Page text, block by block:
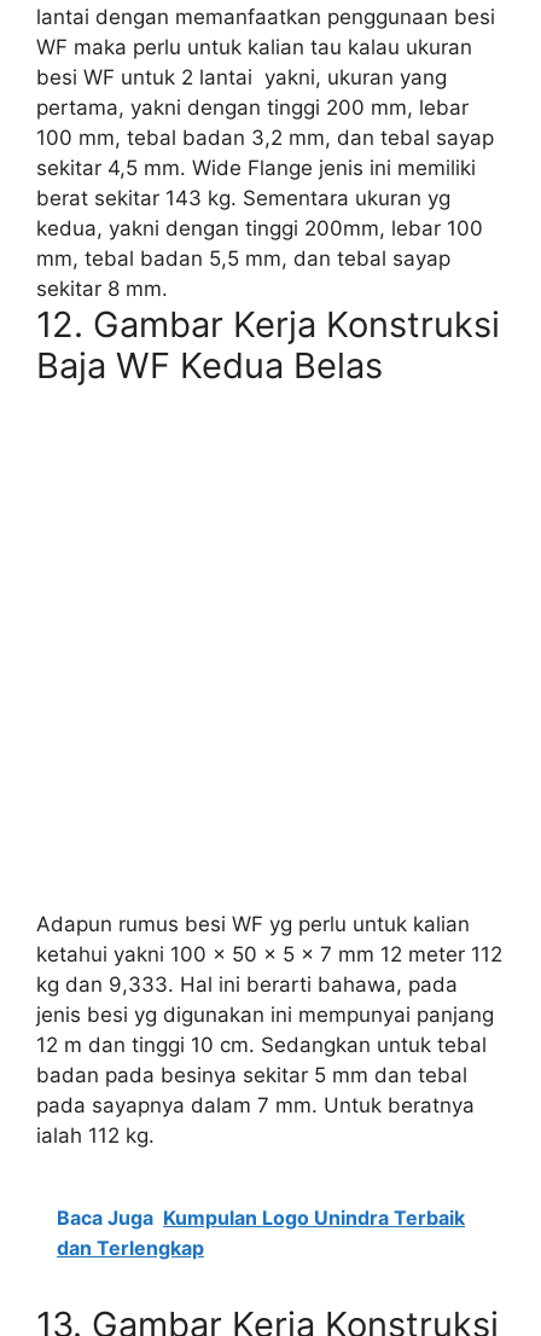
lantai dengan memanfaatkan penggunaan besi
WF maka perlu untuk kalian tau kalau ukuran
besi WF untuk 2 lantai yakni, ukuran yang
pertama, yakni dengan tinggi 200 mm, lebar
100 mm, tebal badan 3,2 mm, dan tebal sayap
sekitar 4,5 mm. Wide Flange jenis ini memiliki
berat sekitar 143 kg. Sementara ukuran yg
kedua, yakni dengan tinggi 200mm, lebar 100
mm, tebal badan 5,5 mm, dan tebal sayap
sekitar 8 mm.
12. Gambar Kerja Konstruksi
Baja WF Kedua Belas
Adapun rumus besi WF yg perlu untuk kalian
ketahui yakni 100 x 50 x 5 x 7 mm 12 meter 112
kg dan 9,333. Hal ini berarti bahawa, pada
jenis besi yg digunakan ini mempunyai panjang
12 m dan tinggi 10 cm. Sedangkan untuk tebal
badan pada besinya sekitar 5 mm dan tebal
pada sayapnya dalam 7 mm. Untuk beratnya
ialah 112 kg.
Baca Juga Kumpulan Logo Unindra Terbaik
dan Terlengkap
13. Gambar Kerja Konstruksi